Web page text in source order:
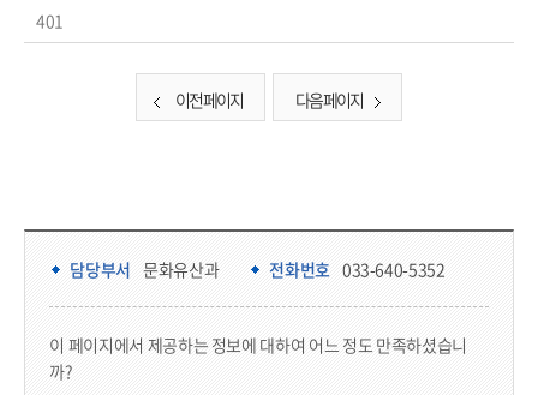
401
이전 페이지 다음 페이지
담당부서 정보 & 컨텐츠 만족도 조사
담당부서 문화유산과 전화번호 033-640-5352
이 페이지에서 제공하는 정보에 대하여 어느 정도 만족하셨습니
까?